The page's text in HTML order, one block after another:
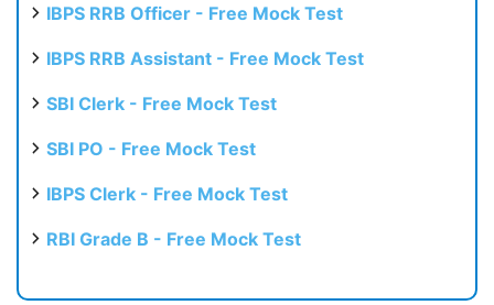
IBPS RRB Officer - Free Mock Test
IBPS RRB Assistant - Free Mock Test
SBI Clerk - Free Mock Test
SBI PO - Free Mock Test
IBPS Clerk - Free Mock Test
RBI Grade B - Free Mock Test